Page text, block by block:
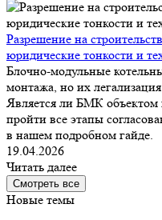
Разрешение на
юридические тонкости и
Блочно-модульные
монтажа, но их
Является ли БМК объектом
пройти все этапы
в нашем подробном гайде.
19.04.2026
Читать далее
Смотреть все
Новые темы